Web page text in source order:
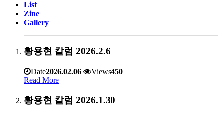
List
Zine
Gallery
황용현 칼럼 2026.2.6
Date2026.02.06 Views450
Read More
황용현 칼럼 2026.1.30